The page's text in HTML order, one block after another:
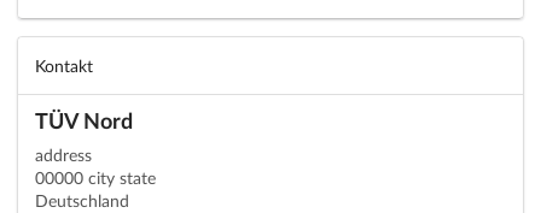
Kontakt
TÜV Nord
address
00000 city state
Deutschland